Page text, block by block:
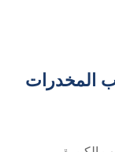
المخدرات